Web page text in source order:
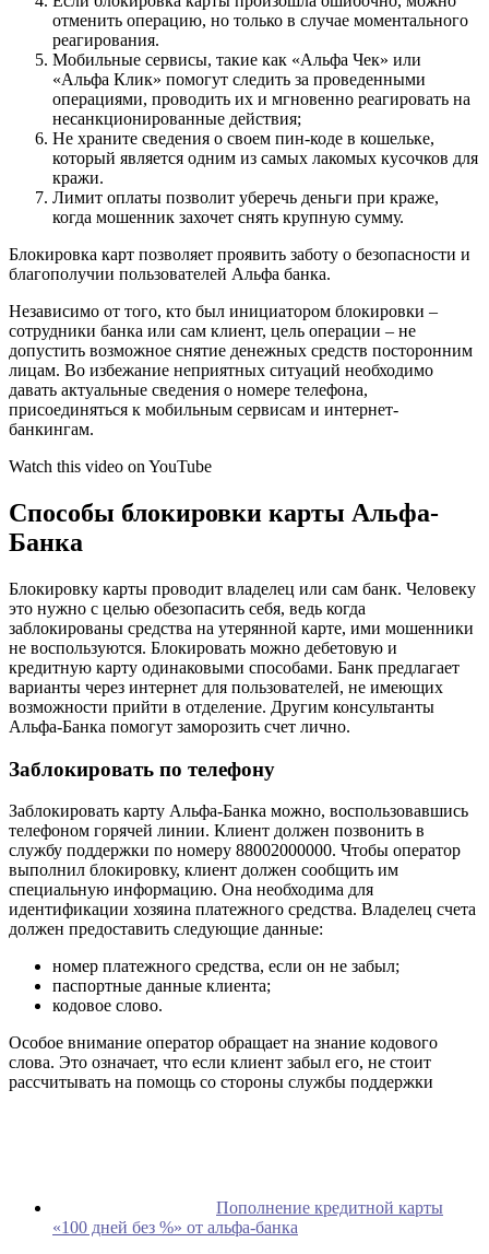
отменить операцию, но только в случае моментального
реагирования.
Мобильные сервисы, такие как «Альфа Чек» или
«Альфа Клик» помогут следить за проведенными
операциями, проводить их и мгновенно реагировать на
несанкционированные действия;
Не храните сведения о своем пин-коде в кошельке,
который является одним из самых лакомых кусочков для
кражи.
Лимит оплаты позволит уберечь деньги при краже,
когда мошенник захочет снять крупную сумму.
Блокировка карт позволяет проявить заботу о безопасности и
благополучии пользователей Альфа банка.
Независимо от того, кто был инициатором блокировки –
сотрудники банка или сам клиент, цель операции – не
допустить возможное снятие денежных средств посторонним
лицам. Во избежание неприятных ситуаций необходимо
давать актуальные сведения о номере телефона,
присоединяться к мобильным сервисам и интернет-
банкингам.
Watch this video on YouTube
Способы блокировки карты Альфа-
Банка
Блокировку карты проводит владелец или сам банк. Человеку
это нужно с целью обезопасить себя, ведь когда
заблокированы средства на утерянной карте, ими мошенники
не воспользуются. Блокировать можно дебетовую и
кредитную карту одинаковыми способами. Банк предлагает
варианты через интернет для пользователей, не имеющих
возможности прийти в отделение. Другим консультанты
Альфа-Банка помогут заморозить счет лично.
Заблокировать по телефону
Заблокировать карту Альфа-Банка можно, воспользовавшись
телефоном горячей линии. Клиент должен позвонить в
службу поддержки по номеру 88002000000. Чтобы оператор
выполнил блокировку, клиент должен сообщить им
специальную информацию. Она необходима для
идентификации хозяина платежного средства. Владелец счета
должен предоставить следующие данные:
номер платежного средства, если он не забыл;
паспортные данные клиента;
кодовое слово.
Особое внимание оператор обращает на знание кодового
слова. Это означает, что если клиент забыл его, не стоит
рассчитывать на помощь со стороны службы поддержки
Пополнение кредитной карты
«100 дней без %» от альфа-банка